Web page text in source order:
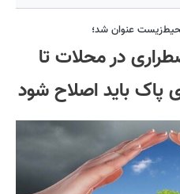
عنوان شد؛
اضطراری در محلات تا
پاک باید اصلاح شود